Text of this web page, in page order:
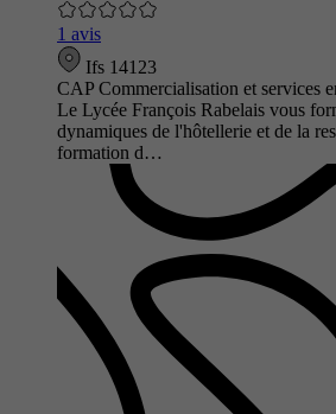
1 avis
Ifs 14123
CAP Commercialisation et services
Le Lycée François Rabelais vous
dynamiques de l'hôtellerie et de la
formation d…